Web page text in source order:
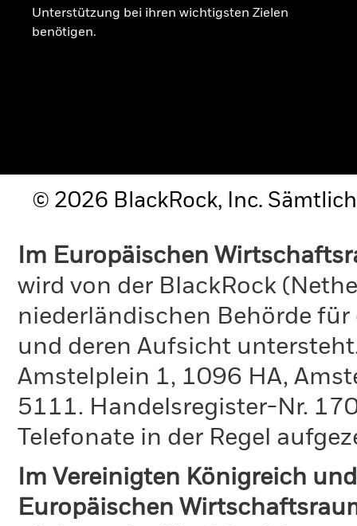
Unterstützung bei ihren wichtigsten Zielen
benötigen.
© 2026 BlackRock, Inc.
Im Europäischen
wird von der BlackRock
niederländischen Behörde
und deren Aufsicht
Amstelplein 1, 1096 HA,
5111. Handelsregister-Nr.
Telefonate in der Regel
Im Vereinigten Königreich
Europäischen